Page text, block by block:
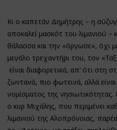
Κι ο καπετάν Δημήτρης – η
αποκαλεί μασκότ του λιμανιού –
θάλασσα και την «όργωσε», όχι
μεγάλο τρεχαντήρι του, τον
είναι διαφορετικά, απ’ ότι στη
ζωντανά, πιο φωτεινά, αλλά
νομίσματος της
ο κυρ Μιχάλης, που περιμένει
λιμανιού της Αλοπρόνοιας,